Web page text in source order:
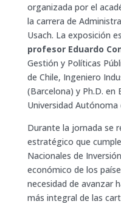
organizada por el
la carrera de
Usach. La exposición
profesor Eduardo
Gestión y Políticas
de Chile, Ingeniero
(Barcelona) y Ph.D. en
Universidad Autónoma
Durante la jornada se
estratégico que
Nacionales de
económico de los
necesidad de avanzar
más integral de las